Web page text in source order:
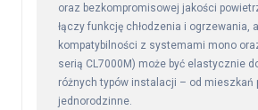
oraz bezkompromisowej jakości
łączy funkcję chłodzenia i ogrzewania,
kompatybilności z systemami mono
serią CL7000M) może być elastycznie
różnych typów instalacji – od mieszkań
jednorodzinne.